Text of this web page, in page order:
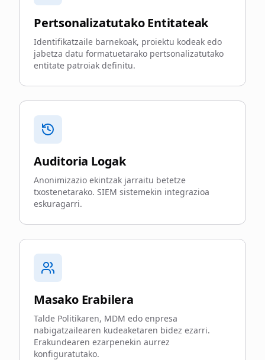
Pertsonalizatutako Entitateak
Identifikatzaile barnekoak, proiektu kodeak edo
jabetza datu formatuetarako pertsonalizatutako
entitate patroiak definitu.
Auditoria Logak
Anonimizazio ekintzak jarraitu betetze
txostenetarako. SIEM sistemekin integrazioa
eskuragarri.
Masako Erabilera
Talde Politikaren, MDM edo enpresa
nabigatzailearen kudeaketaren bidez ezarri.
Erakundearen ezarpenekin aurrez
konfiguratutako.